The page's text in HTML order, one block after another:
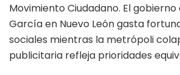
Movimiento Ciudadano. El gobierno
García en Nuevo León gasta
sociales mientras la metrópoli
publicitaria refleja prioridades